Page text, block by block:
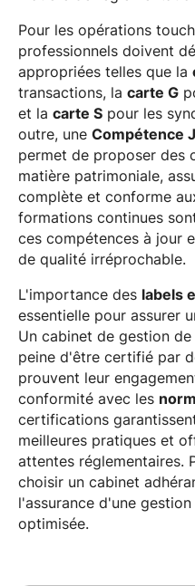
Pour les opérations
professionnels doivent
appropriées telles que la
transactions, la carte G
et la carte Spour les
outre, une Compétence
permet de proposer des
matière patrimoniale,
complète et conforme
formations continues
ces compétences à jour
de qualité irréprochable.
L'importance des labels
essentielle pour assurer
Un cabinet de gestion
peine d'être certifié par
prouvent leur
conformité avec les
certifications
meilleures pratiques et
attentes réglementaires.
choisir un cabinet
l'assurance d'une
optimisée.